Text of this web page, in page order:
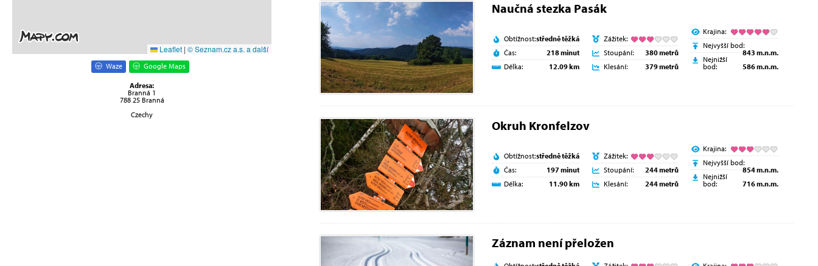
Leaflet | © Seznam.cz a.s. a další
Waze Google Maps
Adresa:
Branná 1
788 25 Branná
Czechy
Naučná stezka Pasák
Obtížnost:středně těžká
Čas:
218 minut
Délka:
12.09 km
Zážitek:
Stoupání:
380 metrů
Klesání:
379 metrů
Krajina:
Nejvyšší bod:
843 m.n.m.
Nejnižší
bod:
586 m.n.m.
Okruh Kronfelzov
Obtížnost:středně těžká
Čas:
197 minut
Délka:
11.90 km
Zážitek:
Stoupání:
244 metrů
Klesání:
244 metrů
Krajina:
Nejvyšší bod:
854 m.n.m.
Nejnižší
bod:
716 m.n.m.
Záznam není přeložen